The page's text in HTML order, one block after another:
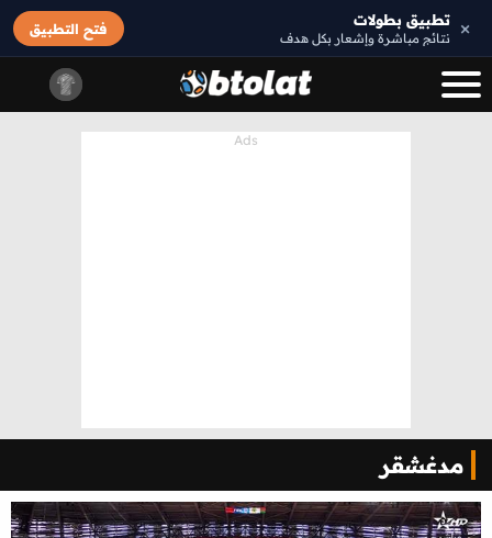
× تطبيق بطولات
نتائج مباشرة وإشعار بكل هدف
فتح التطبيق
مدغشقر